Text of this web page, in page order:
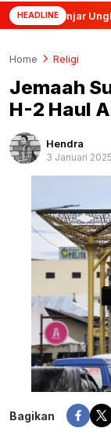
HEADLINE
Banjar Ungkap
Home Religi
Jemaah
H-2 Haul
Hendra
3 Januari 2025
Bagikan